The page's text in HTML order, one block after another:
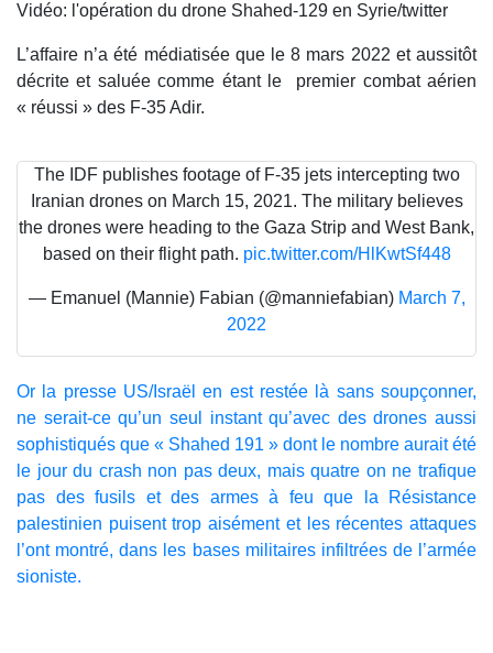
Vidéo: l'opération du drone Shahed-129 en Syrie/twitter
L’affaire n’a été médiatisée que le 8 mars 2022 et aussitôt
décrite et saluée comme étant le premier combat aérien
« réussi » des F-35 Adir.
The IDF publishes footage of F-35 jets intercepting two
Iranian drones on March 15, 2021. The military believes
the drones were heading to the Gaza Strip and West Bank,
based on their flight path. pic.twitter.com/HlKwtSf448
— Emanuel (Mannie) Fabian (@manniefabian) March 7,
2022
Or la presse US/Israël en est restée là sans soupçonner,
ne serait-ce qu’un seul instant qu’avec des drones aussi
sophistiqués que « Shahed 191 » dont le nombre aurait été
le jour du crash non pas deux, mais quatre on ne trafique
pas des fusils et des armes à feu que la Résistance
palestinien puisent trop aisément et les récentes attaques
l’ont montré, dans les bases militaires infiltrées de l’armée
sioniste.